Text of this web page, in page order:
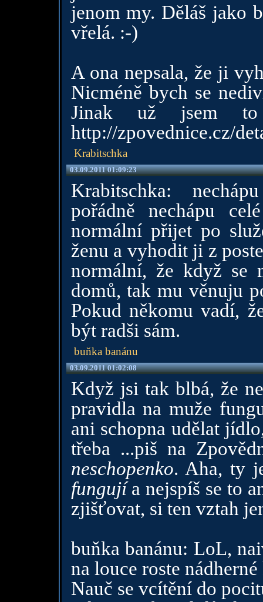
jenom my. Děláš jako
vřelá. :-)
A ona nepsala, že ji
Nicméně bych se
Jinak už jsem
http://zpovednice.cz/
Krabitschka
03.09.2011 01:09:23
Krabitschka:
pořádně nechápu
normální přijet po
ženu a vyhodit ji z
normální, že když se
domů, tak mu věnuju
Pokud někomu vadí,
být radši sám.
buňka banánu
03.09.2011 01:02:08
Když jsi tak blbá, že
pravidla na muže
ani schopna udělat
třeba ...piš na
neschopenko. Aha, ty
fungujía nejspíš se to
zjišťovat, si ten vztah
buňka banánu: LoL,
na louce roste
Nauč se vcítění do